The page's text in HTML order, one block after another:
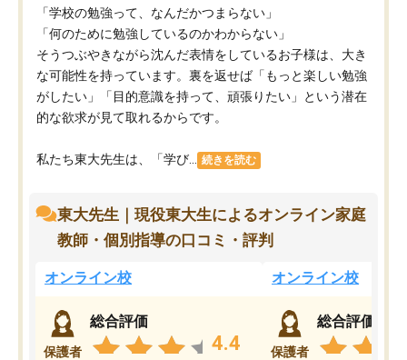
「学校の勉強って、なんだかつまらない」
「何のために勉強しているのかわからない」
そうつぶやきながら沈んだ表情をしているお子様は、大き
な可能性を持っています。裏を返せば「もっと楽しい勉強
がしたい」「目的意識を持って、頑張りたい」という潜在
的な欲求が見て取れるからです。
私たち東大先生は、「学び... 続きを読む
東大先生｜現役東大生によるオンライン家庭
教師・個別指導の口コミ・評判
オンライン校
保護者
総合評価
4.4
オンライン校
保護者
総合評価